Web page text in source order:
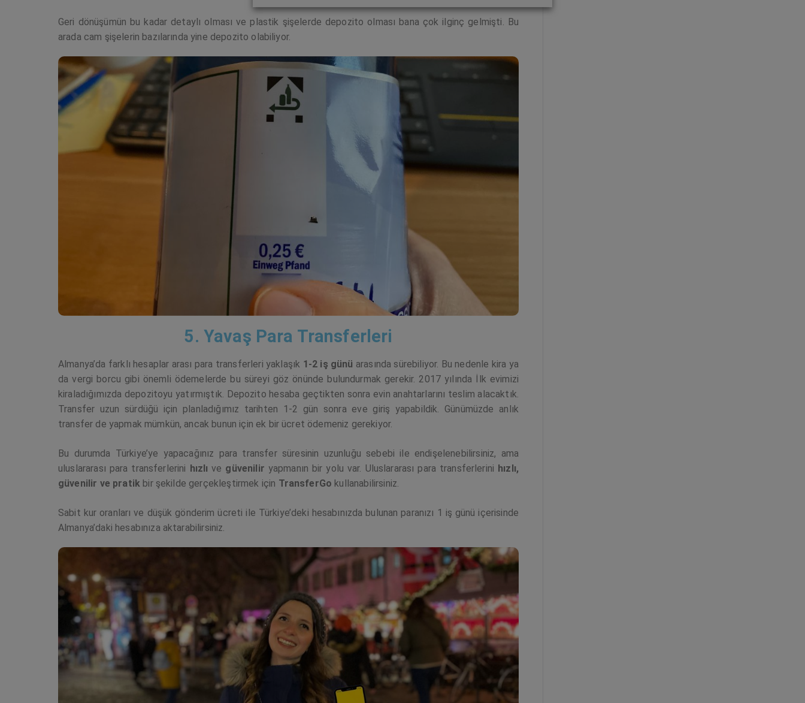
Geri dönüşümün bu kadar detaylı olması ve plastik şişelerde depozito olması bana çok ilginç gelmişti. Bu
arada cam şişelerin bazılarında yine depozito olabiliyor.
5. Yavaş Para Transferleri
Almanya’da farklı hesaplar arası para transferleri yaklaşık 1-2 iş günü arasında sürebiliyor. Bu nedenle kira ya
da vergi borcu gibi önemli ödemelerde bu süreyi göz önünde bulundurmak gerekir. 2017 yılında İlk evimizi
kiraladığımızda depozitoyu yatırmıştık. Depozito hesaba geçtikten sonra evin anahtarlarını teslim alacaktık.
Transfer uzun sürdüğü için planladığımız tarihten 1-2 gün sonra eve giriş yapabildik. Günümüzde anlık
transfer de yapmak mümkün, ancak bunun için ek bir ücret ödemeniz gerekiyor.
Bu durumda Türkiye’ye yapacağınız para transfer süresinin uzunluğu sebebi ile endişelenebilirsiniz, ama
uluslararası para transferlerini hızlıve güvenilir yapmanın bir yolu var. Uluslararası para transferlerini hızlı,
güvenilir ve pratik bir şekilde gerçekleştirmek için TransferGo kullanabilirsiniz.
Sabit kur oranları ve düşük gönderim ücreti ile Türkiye’deki hesabınızda bulunan paranızı 1 iş günü içerisinde
Almanya’daki hesabınıza aktarabilirsiniz.